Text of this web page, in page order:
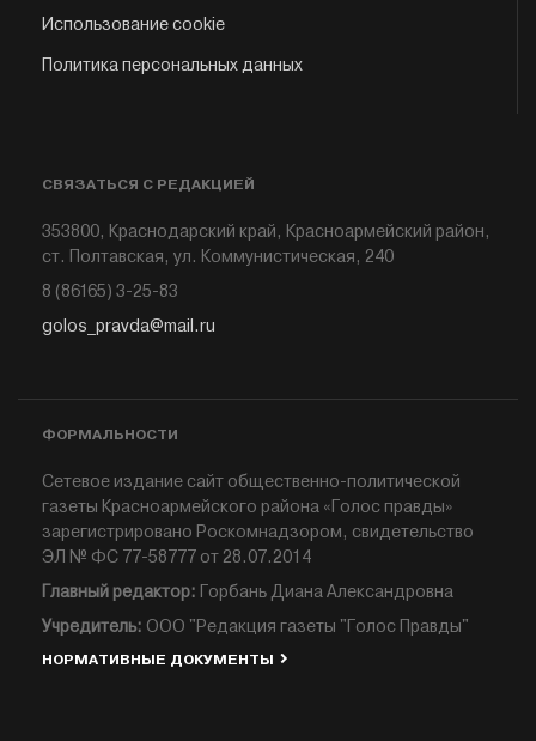
Использование cookie
Политика персональных данных
СВЯЗАТЬСЯ С РЕДАКЦИЕЙ
353800, Краснодарский край, Красноармейский район,
ст. Полтавская, ул. Коммунистическая, 240
8 (86165) 3-25-83
golos_pravda@mail.ru
ФОРМАЛЬНОСТИ
Сетевое издание сайт общественно-политической
газеты Красноармейского района «Голос правды»
зарегистрировано Роскомнадзором, свидетельство
ЭЛ № ФС 77-58777 от 28.07.2014
Главный редактор: Горбань Диана Александровна
Учредитель: ООО "Редакция газеты "Голос Правды"
НОРМАТИВНЫЕ ДОКУМЕНТЫ